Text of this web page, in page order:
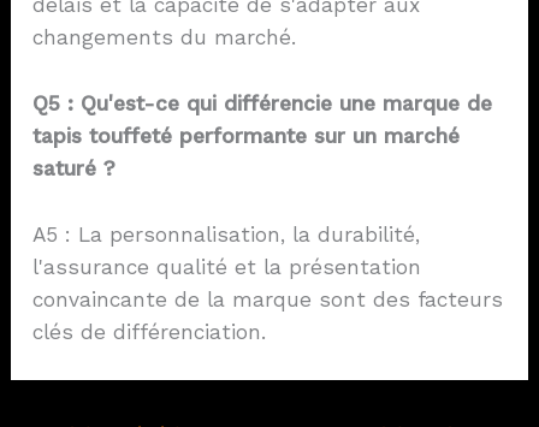
délais et la capacité de s'adapter aux
changements du marché.
Q5 : Qu'est-ce qui différencie une marque de
tapis touffeté performante sur un marché
saturé ?
A5 : La personnalisation, la durabilité,
l'assurance qualité et la présentation
convaincante de la marque sont des facteurs
clés de différenciation.